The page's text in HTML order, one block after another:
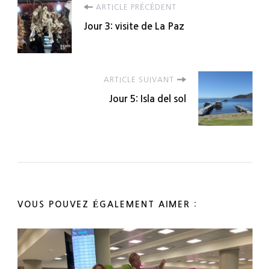
Navigation
d'article
ARTICLE PRÉCÉDENT
Jour 3: visite de La Paz
ARTICLE SUIVANT
Jour 5: Isla del sol
VOUS POUVEZ ÉGALEMENT AIMER :